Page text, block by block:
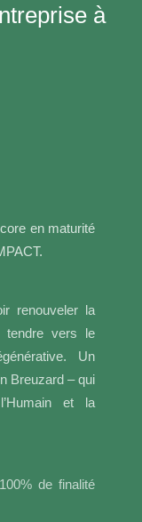
à
en maturité
renouveler la
tendre vers le
Un
Breuzard – qui
et la
de finalité